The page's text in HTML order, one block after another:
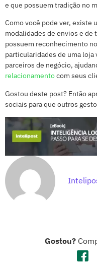
e que possuem tradição no
Como você pode ver, existe
modalidades de envios e de
possuem reconhecimento
particularidades de uma loja
parceiros de negócio,
relacionamentocom seus
Gostou deste post? Então
sociais para que outros
Gostou?